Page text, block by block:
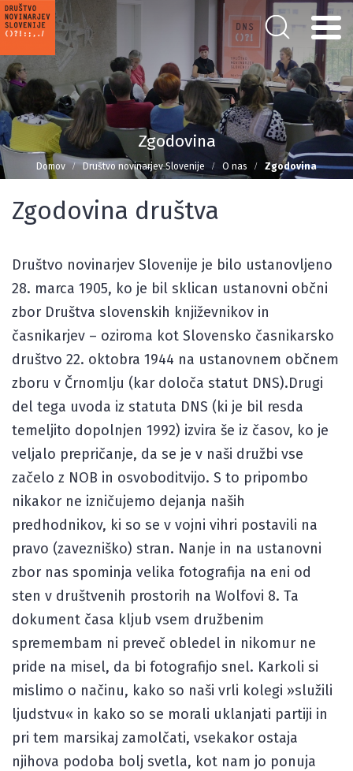
Zgodovina
Domov Društvo novinarjev Slovenije O nas Zgodovina
Zgodovina društva
Društvo novinarjev Slovenije je bilo ustanovljeno
28. marca 1905, ko je bil sklican ustanovni občni
zbor Društva slovenskih književnikov in
časnikarjev – oziroma kot Slovensko časnikarsko
društvo 22. oktobra 1944 na ustanovnem občnem
zboru v Črnomlju (kar določa statut DNS).Drugi
del tega uvoda iz statuta DNS (ki je bil resda
temeljito dopolnjen 1992) izvira še iz časov, ko je
veljalo prepričanje, da se je v naši družbi vse
začelo z NOB in osvoboditvijo. S to pripombo
nikakor ne izničujemo dejanja naših
predhodnikov, ki so se v vojni vihri postavili na
pravo (zavezniško) stran. Nanje in na ustanovni
zbor nas spominja velika fotografija na eni od
sten v društvenih prostorih na Wolfovi 8. Ta
dokument časa kljub vsem družbenim
spremembam ni preveč obledel in nikomur ne
pride na misel, da bi fotografijo snel. Karkoli si
mislimo o načinu, kako so naši vrli kolegi »služili
ljudstvu« in kako so se morali uklanjati partiji in
pri tem marsikaj zamolčati, vsekakor ostaja
njihova podoba bolj svetla, kot nam jo ponuja